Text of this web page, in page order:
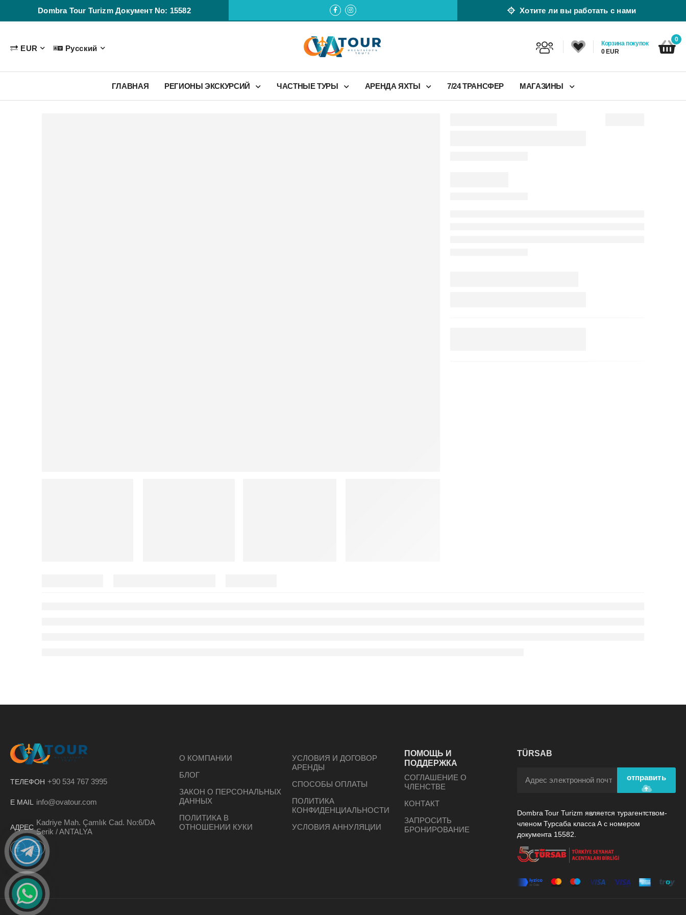
Dombra Tour Turizm Документ No: 15582 Хотите ли вы работать с нами
EUR Русский
Корзина покупок
0 EUR
0
ГЛАВНАЯ РЕГИОНЫ ЭКСКУРСИЙ ЧАСТНЫЕ ТУРЫ АРЕНДА ЯХТЫ 7/24 ТРАНСФЕР МАГАЗИНЫ
ТЕЛЕФОН +90 534 767 3995
E MAIL info@ovatour.com
АДРЕС
Kadriye Mah. Çamlık Cad. No:6/DA
Serik / ANTALYA
О КОМПАНИИ
БЛОГ
ЗАКОН О ПЕРСОНАЛЬНЫХ
ДАННЫХ
ПОЛИТИКА В
ОТНОШЕНИИ КУКИ
УСЛОВИЯ И ДОГОВОР
АРЕНДЫ
СПОСОБЫ ОПЛАТЫ
ПОЛИТИКА
КОНФИДЕНЦИАЛЬНОСТИ
УСЛОВИЯ АННУЛЯЦИИ
ПОМОЩЬ И
ПОДДЕРЖКА
СОГЛАШЕНИЕ О
ЧЛЕНСТВЕ
КОНТАКТ
ЗАПРОСИТЬ
БРОНИРОВАНИЕ
TÜRSAB
отправить
Dombra Tour Turizm является турагентством-
членом Турсаба класса А с номером
документа 15582.